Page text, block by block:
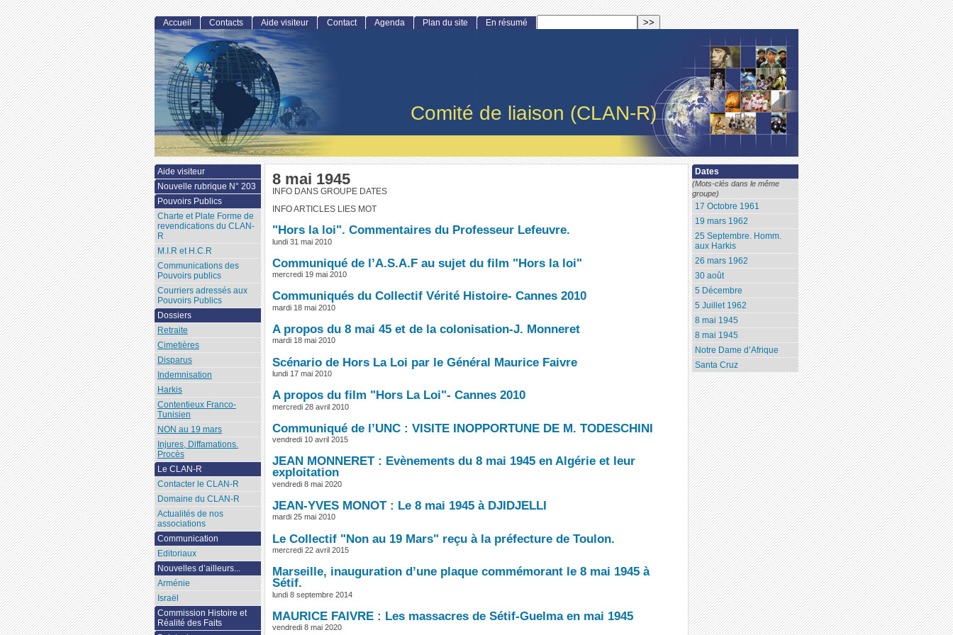
Comité de liaison (CLAN-R)
8 mai 1945
INFO DANS GROUPE DATES
INFO ARTICLES LIES MOT
"Hors la loi". Commentaires du Professeur Lefeuvre.
lundi 31 mai 2010
Communiqué de l’A.S.A.F au sujet du film "Hors la loi"
mercredi 19 mai 2010
Communiqués du Collectif Vérité Histoire- Cannes 2010
mardi 18 mai 2010
A propos du 8 mai 45 et de la colonisation-J. Monneret
mardi 18 mai 2010
Scénario de Hors La Loi par le Général Maurice Faivre
lundi 17 mai 2010
A propos du film "Hors La Loi"- Cannes 2010
mercredi 28 avril 2010
Communiqué de l’UNC : VISITE INOPPORTUNE DE M. TODESCHINI
vendredi 10 avril 2015
JEAN MONNERET : Evènements du 8 mai 1945 en Algérie et leur
exploitation
vendredi 8 mai 2020
JEAN-YVES MONOT : Le 8 mai 1945 à DJIDJELLI
mardi 25 mai 2010
Le Collectif "Non au 19 Mars" reçu à la préfecture de Toulon.
mercredi 22 avril 2015
Marseille, inauguration d’une plaque commémorant le 8 mai 1945 à
Sétif.
lundi 8 septembre 2014
MAURICE FAIVRE : Les massacres de Sétif-Guelma en mai 1945
vendredi 8 mai 2020
Dates
(Mots-clés dans le même
groupe)
17 Octobre 1961
19 mars 1962
25 Septembre. Homm.
aux Harkis
26 mars 1962
30 août
5 Décembre
5 Juillet 1962
8 mai 1945
8 mai 1945
Notre Dame d’Afrique
Santa Cruz
Accueil Contacts Aide visiteur Contact Agenda Plan du site En résumé
Aide visiteur
Nouvelle rubrique N° 203
Pouvoirs Publics
Charte et Plate Forme de
revendications du CLAN-
R
M.I.R et H.C.R
Communications des
Pouvoirs publics
Courriers adressés aux
Pouvoirs Publics
Dossiers
Retraite
Cimetières
Disparus
Indemnisation
Harkis
Contentieux Franco-
Tunisien
NON au 19 mars
Injures, Diffamations.
Procès
Le CLAN-R
Contacter le CLAN-R
Domaine du CLAN-R
Actualités de nos
associations
Communication
Editoriaux
Nouvelles d’ailleurs...
Arménie
Israël
Commission Histoire et
Réalité des Faits